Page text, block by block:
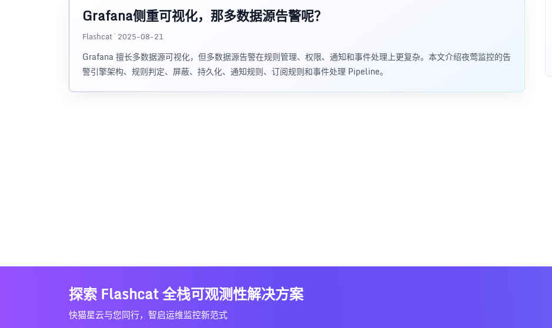
Grafana侧重可视化，那多数据源告警呢？
Flashcat · 2025-08-21
Grafana 擅长多数据源可视化，但多数据源告警在规则管理、权限、通知和事件处理上更复杂。本文介绍夜莺监控的告
警引擎架构、规则判定、屏蔽、持久化、通知规则、订阅规则和事件处理 Pipeline。
探索 Flashcat 全栈可观测性解决方案
快猫星云与您同行，智启运维监控新范式